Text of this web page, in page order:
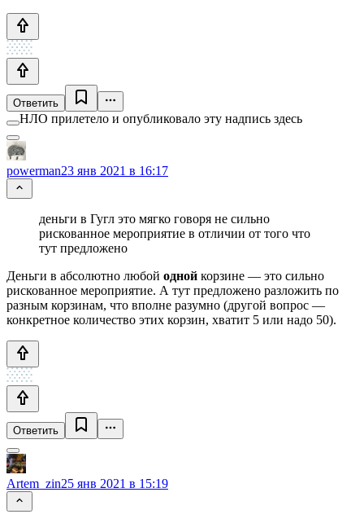
Ответить
НЛО прилетело и опубликовало эту надпись здесь
powerman23 янв 2021 в 16:17
деньги в Гугл это мягко говоря не сильно
рискованное мероприятие в отличии от того что
тут предложено
Деньги в абсолютно любой одной корзине — это сильно
рискованное мероприятие. А тут предложено разложить по
разным корзинам, что вполне разумно (другой вопрос —
конкретное количество этих корзин, хватит 5 или надо 50).
Ответить
Artem_zin25 янв 2021 в 15:19